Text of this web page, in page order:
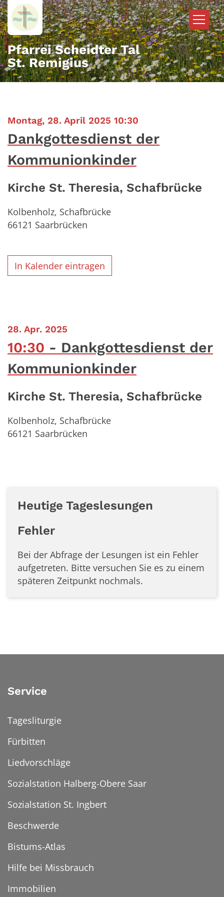
Zum Inhalt springen
Pfarrei Scheidter Tal
St. Remigius
Montag, 28. April 2025 10:30
Dankgottesdienst der
Kommunionkinder
Kirche St. Theresia, Schafbrücke
Kolbenholz, Schafbrücke
66121 Saarbrücken
In Kalender eintragen
28. Apr. 2025
10:30
Dankgottesdienst der
Kommunionkinder
Kirche St. Theresia, Schafbrücke
Kolbenholz, Schafbrücke
66121 Saarbrücken
Heutige Tageslesungen
Fehler
Bei der Abfrage der Lesungen ist ein Fehler
aufgetreten. Bitte versuchen Sie es zu einem
späteren Zeitpunkt nochmals.
Service
Tagesliturgie
Fürbitten
Liedvorschläge
Sozialstation Halberg-Obere Saar
Sozialstation St. Ingbert
Beschwerde
Bistums-Atlas
Hilfe bei Missbrauch
Immobilien